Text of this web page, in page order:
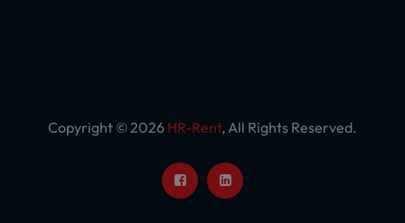
Copyright © 2026 HR-Rent, All Rights Reserved.